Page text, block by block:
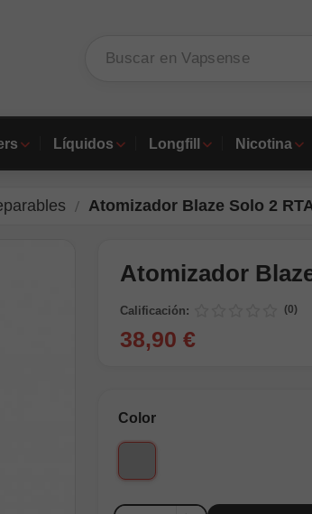
Líquidos Longfill Nicotina
Atomizador Blaze Solo 2
Atomizador
Calificación: (0)
38,90 €
Color